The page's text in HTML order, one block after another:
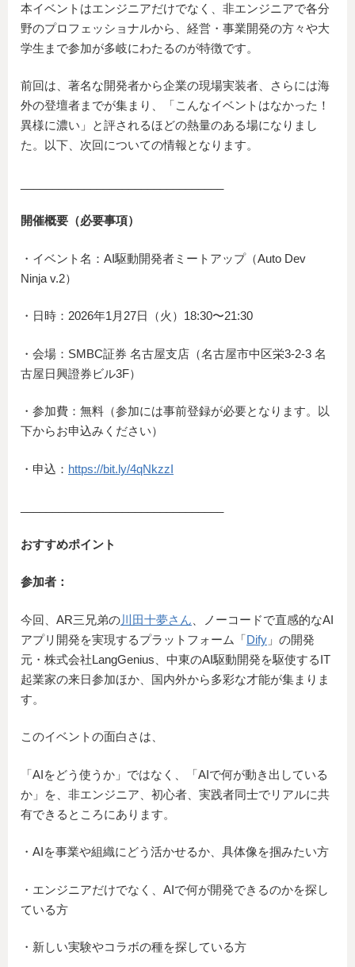
本イベントはエンジニアだけでなく、非エンジニアで各分
野のプロフェッショナルから、経営・事業開発の方々や大
学生まで参加が多岐にわたるのが特徴です。
前回は、著名な開発者から企業の現場実装者、さらには海
外の登壇者までが集まり、「こんなイベントはなかった！
異様に濃い」と評されるほどの熱量のある場になりまし
た。以下、次回についての情報となります。
開催概要（必要事項）
・イベント名：AI駆動開発者ミートアップ（Auto Dev
Ninja v.2）
・日時：2026年1月27日（火）18:30〜21:30
・会場：SMBC証券 名古屋支店（名古屋市中区栄3-2-3 名
古屋日興證券ビル3F）
・参加費：無料（参加には事前登録が必要となります。以
下からお申込みください）
・申込： https://bit.ly/4qNkzzI
おすすめポイント
参加者：
今回、AR三兄弟の川田十夢さん 、ノーコードで直感的なAI
アプリ開発を実現するプラットフォーム「Dify 」の開発
元・株式会社LangGenius、中東のAI駆動開発を駆使するIT
起業家の来日参加ほか、国内外から多彩な才能が集まりま
す。
このイベントの面白さは、
「AIをどう使うか」ではなく、「AIで何が動き出している
か」を、非エンジニア、初心者、実践者同士でリアルに共
有できるところにあります。
・AIを事業や組織にどう活かせるか、具体像を掴みたい方
・エンジニアだけでなく、AIで何が開発できるのかを探し
ている方
・新しい実験やコラボの種を探している方